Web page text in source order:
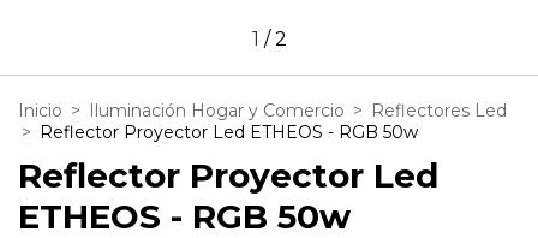
1 /2
Inicio > Iluminación Hogar y Comercio > Reflectores Led
> Reflector Proyector Led ETHEOS - RGB 50w
Reflector Proyector Led
ETHEOS - RGB 50w